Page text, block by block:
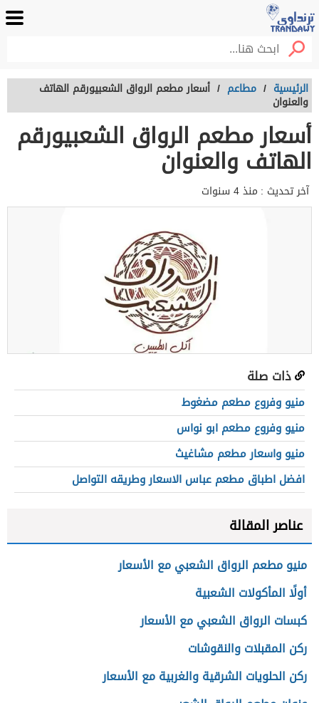
الرئيسية / مطاعم / أسعار مطعم الرواق الشعبيورقم الهاتف
والعنوان
أسعار مطعم الرواق الشعبيورقم
الهاتف والعنوان
آخر تحديث : منذ 4 سنوات
ذات صلة
منيو وفروع مطعم مضغوط
منيو وفروع مطعم ابو نواس
منيو واسعار مطعم مشاغيث
افضل اطباق مطعم عباس الاسعار وطريقه التواصل
عناصر المقالة
منيو مطعم الرواق الشعبي مع الأسعار
أولًا المأكولات الشعبية
كبسات الرواق الشعبي مع الأسعار
ركن المقبلات والنقوشات
ركن الحلويات الشرقية والغربية مع الأسعار